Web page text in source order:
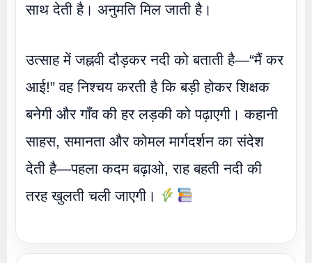
साथ देती है। अनुमति मिल जाती है।
उत्साह में जह्नवी दौड़कर नदी को बताती है—“मैं कर
आई!” वह निश्चय करती है कि बड़ी होकर शिक्षक
बनेगी और गाँव की हर लड़की को पढ़ाएगी। कहानी
साहस, समानता और कोमल मार्गदर्शन का संदेश
देती है—पहला कदम बढ़ाओ, राह बहती नदी की
तरह खुलती चली जाएगी।